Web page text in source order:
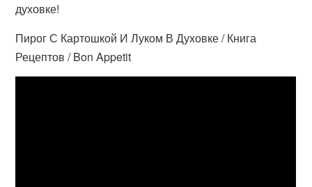
духовке!
Пирог С Картошкой И Луком В Духовке / Книга
Рецептов / Bon Appetit